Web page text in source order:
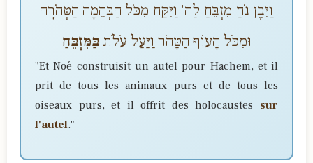
וַיִּבֶן נֹחַ מִזְבֵּחַ לַה' וַיִּקַּח מִכֹּל הַבְּהֵמָה הַטְּהֹרָה
וּמִכֹּל הָעוֹף הַטָּהֹר וַיַּעַל עֹלֹתבַּמִּזְבֵּחַ
"Et Noé construisit un autel pour Hachem, et il
prit de tous les animaux purs et de tous les
oiseaux purs, et il offrit des holocaustes sur
l'autel."